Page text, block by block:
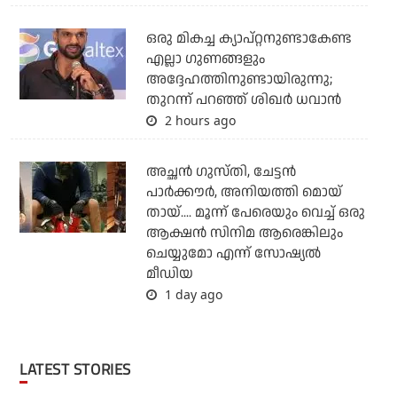
ഒരു മികച്ച ക്യാപ്റ്റനുണ്ടാകേണ്ട
എല്ലാ ഗുണങ്ങളും
അദ്ദേഹത്തിനുണ്ടായിരുന്നു;
തുറന്ന് പറഞ്ഞ് ശിഖര്‍ ധവാന്‍
2 hours ago
അച്ഛന്‍ ഗുസ്തി, ചേട്ടന്‍
പാര്‍ക്കൗര്‍, അനിയത്തി മൊയ്
തായ്.... മൂന്ന് പേരെയും വെച്ച് ഒരു
ആക്ഷന്‍ സിനിമ ആരെങ്കിലും
ചെയ്യുമോ എന്ന് സോഷ്യല്‍
മീഡിയ
1 day ago
LATEST STORIES